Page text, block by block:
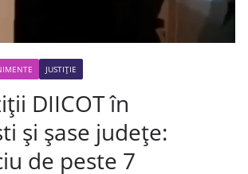
JUSTIȚIE
DIICOT în
și șase județe:
de peste 7